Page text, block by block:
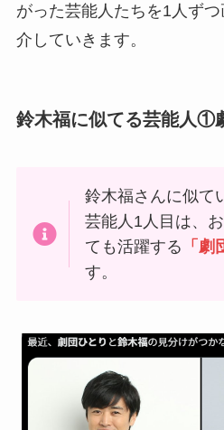
がった芸能人たちを1人ず
介していきます。
鈴木福に似てる芸能人①
鈴木福さんに似て
芸能人1人目は、
ても活躍する 「劇
す。